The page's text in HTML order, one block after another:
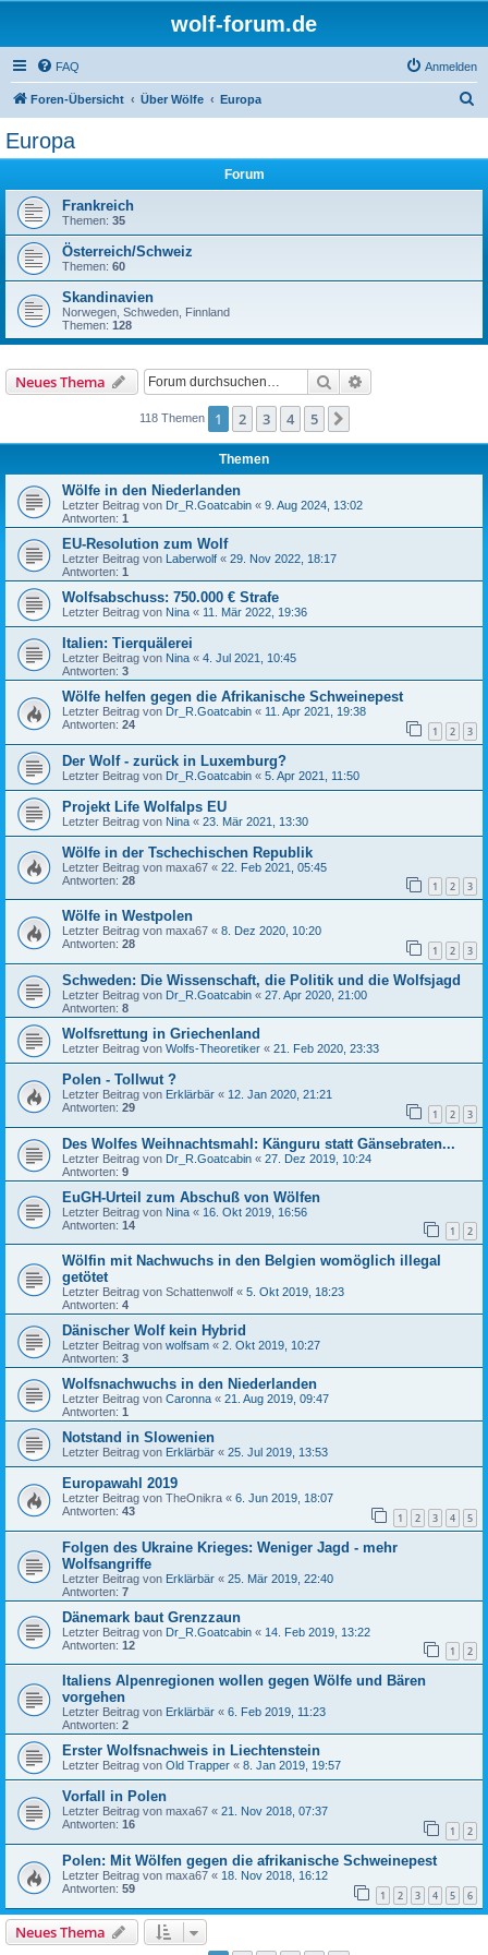
wolf-forum.de
FAQ Anmelden
Foren-Übersicht Über Wölfe Europa
Europa
Forum
Frankreich
Themen: 35
Österreich/Schweiz
Themen: 60
Skandinavien
Norwegen, Schweden, Finnland
Themen: 128
Neues Thema Suche
118 Themen 1 2 3 4 5
Themen
Wölfe in den Niederlanden
Letzter Beitrag von Dr_R.Goatcabin « 9. Aug 2024, 13:02
Antworten: 1
EU-Resolution zum Wolf
Letzter Beitrag von Laberwolf « 29. Nov 2022, 18:17
Antworten: 1
Wolfsabschuss: 750.000 € Strafe
Letzter Beitrag von Nina « 11. Mär 2022, 19:36
Italien: Tierquälerei
Letzter Beitrag von Nina « 4. Jul 2021, 10:45
Antworten: 3
Wölfe helfen gegen die Afrikanische Schweinepest
Letzter Beitrag von Dr_R.Goatcabin « 11. Apr 2021, 19:38
Antworten: 24 1 2 3
Der Wolf - zurück in Luxemburg?
Letzter Beitrag von Dr_R.Goatcabin « 5. Apr 2021, 11:50
Projekt Life Wolfalps EU
Letzter Beitrag von Nina « 23. Mär 2021, 13:30
Wölfe in der Tschechischen Republik
Letzter Beitrag von maxa67 « 22. Feb 2021, 05:45
Antworten: 28 1 2 3
Wölfe in Westpolen
Letzter Beitrag von maxa67 « 8. Dez 2020, 10:20
Antworten: 28 1 2 3
Schweden: Die Wissenschaft, die Politik und die Wolfsjagd
Letzter Beitrag von Dr_R.Goatcabin « 27. Apr 2020, 21:00
Antworten: 8
Wolfsrettung in Griechenland
Letzter Beitrag von Wolfs-Theoretiker « 21. Feb 2020, 23:33
Polen - Tollwut ?
Letzter Beitrag von Erklärbär « 12. Jan 2020, 21:21
Antworten: 29 1 2 3
Des Wolfes Weihnachtsmahl: Känguru statt Gänsebraten...
Letzter Beitrag von Dr_R.Goatcabin « 27. Dez 2019, 10:24
Antworten: 9
EuGH-Urteil zum Abschuß von Wölfen
Letzter Beitrag von Nina « 16. Okt 2019, 16:56
Antworten: 14 1 2
Wölfin mit Nachwuchs in den Belgien womöglich illegal
getötet
Letzter Beitrag von Schattenwolf « 5. Okt 2019, 18:23
Antworten: 4
Dänischer Wolf kein Hybrid
Letzter Beitrag von wolfsam « 2. Okt 2019, 10:27
Antworten: 3
Wolfsnachwuchs in den Niederlanden
Letzter Beitrag von Caronna « 21. Aug 2019, 09:47
Antworten: 1
Notstand in Slowenien
Letzter Beitrag von Erklärbär « 25. Jul 2019, 13:53
Europawahl 2019
Letzter Beitrag von TheOnikra « 6. Jun 2019, 18:07
Antworten: 43 1 2 3 4 5
Folgen des Ukraine Krieges: Weniger Jagd - mehr
Wolfsangriffe
Letzter Beitrag von Erklärbär « 25. Mär 2019, 22:40
Antworten: 7
Dänemark baut Grenzzaun
Letzter Beitrag von Dr_R.Goatcabin « 14. Feb 2019, 13:22
Antworten: 12 1 2
Italiens Alpenregionen wollen gegen Wölfe und Bären
vorgehen
Letzter Beitrag von Erklärbär « 6. Feb 2019, 11:23
Antworten: 2
Erster Wolfsnachweis in Liechtenstein
Letzter Beitrag von Old Trapper « 8. Jan 2019, 19:57
Vorfall in Polen
Letzter Beitrag von maxa67 « 21. Nov 2018, 07:37
Antworten: 16 1 2
Polen: Mit Wölfen gegen die afrikanische Schweinepest
Letzter Beitrag von maxa67 « 18. Nov 2018, 16:12
Antworten: 59 1 2 3 4 5 6
Neues Thema